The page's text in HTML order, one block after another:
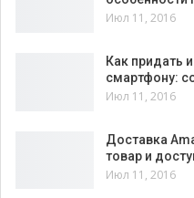
Июл 11, 2016
Как придать
смартфону:
Июл 11, 2016
Доставка
товар и
Июл 11, 2016